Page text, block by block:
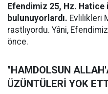
Efendimiz 25, Hz. Hatice
bulunuyorlardı. Evlilikleri
rastlıyordu. Yâni,
önce.
"HAMDOLSUN
ÜZÜNTÜLERİ YOK